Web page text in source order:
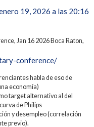
19, 2026 a las 20:16
Jan 16 2026 Boca Raton,
conference/
habla de eso de
economía)
target alternativo al del
de Philips
y desempleo (correlación
previo).